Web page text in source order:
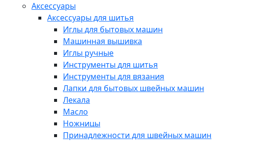
Аксессуары
Аксессуары для шитья
Иглы для бытовых машин
Машинная вышивка
Иглы ручные
Инструменты для шитья
Инструменты для вязания
Лапки для бытовых швейных машин
Лекала
Масло
Ножницы
Принадлежности для швейных машин